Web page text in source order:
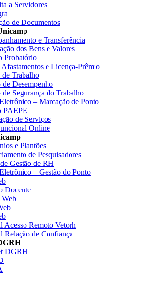
a Servidores
de Documentos
e Transferência
dos Bens e Valores
Probatório
Afastamentos e Licença-Prêmio
de Trabalho
de Desempenho
de Segurança do Trabalho
– Marcação de Ponto
PAEPE
de Serviços
Online
e Plantões
de Pesquisadores
Gestão de RH
– Gestão do Ponto
Docente
Web
Acesso Remoto Vetorh
Relação de Confiança
DGRH